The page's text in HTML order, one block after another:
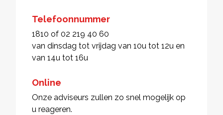
Telefoonnummer
1810 of 02 219 40 60
van dinsdag tot vrijdag van 10u tot 12u en
van 14u tot 16u
Online
Onze adviseurs zullen zo snel mogelijk op
u reageren.